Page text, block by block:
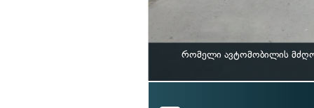
რომელი ავტომობილის